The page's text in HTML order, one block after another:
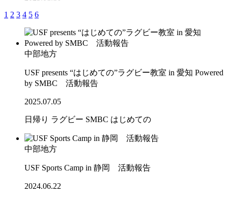
1 2 3 4 5 6
中部地方
USF presents “はじめての”ラグビー教室 in 愛知 Powered
by SMBC 活動報告
2025.07.05
日帰り ラグビー SMBC はじめての
中部地方
USF Sports Camp in 静岡 活動報告
2024.06.22